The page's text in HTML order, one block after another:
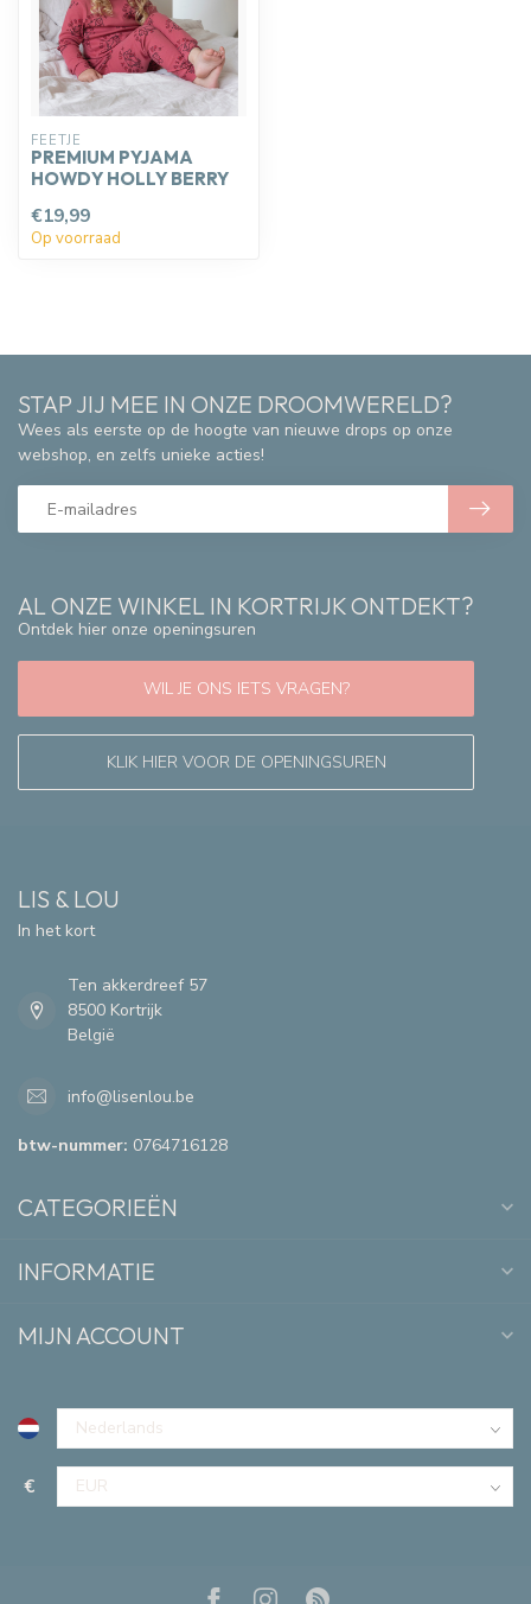
FEETJE
PREMIUM PYJAMA
HOWDY HOLLY BERRY
€19,99
Op voorraad
AL ONZE WINKEL IN KORTRIJK ONTDEKT?
Ontdek hier onze openingsuren
WIL JE ONS IETS VRAGEN?
KLIK HIER VOOR DE OPENINGSUREN
STAP JIJ MEE IN ONZE DROOMWERELD?
Wees als eerste op de hoogte van nieuwe drops op onze
webshop, en zelfs unieke acties!
LIS & LOU
In het kort
Ten akkerdreef 57
8500 Kortrijk
België
info@lisenlou.be
btw-nummer: 0764716128
CATEGORIEËN
INFORMATIE
MIJN ACCOUNT
€